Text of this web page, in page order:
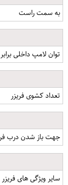
به سمت راست
توان لامپ داخلی برابر با 2 وات محدوده دمای یخچال 2 تا 8 درجه
تعداد کشوی فریزر
جهت باز شدن درب
سایر ویژگی های فریزر